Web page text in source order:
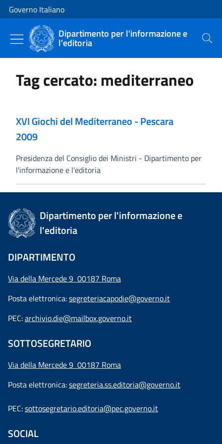
Vai al contenuto
Vai alla navigazione del sito
Governo Italiano
Dipartimento per l'informazione e
l'editoria Cerca
Tag cercato: mediterraneo
XVI Giochi del Mediterraneo - Pescara
2009
Presidenza del Consiglio dei Ministri - Dipartimento per
l'informazione e l'editoria
Dipartimento per l'informazione e
l'editoria
DIPARTIMENTO
Via della Mercede 9 00187 Roma
Posta elettronica:segreteriacapodie@governo.it
PEC:archivio.die@mailbox.governo.it
SOTTOSEGRETARIO
Via della Mercede 9 00187 Roma
Posta elettronica:segreteria.ss.editoria@governo.it
PEC:sottosegretario.editoria@pec.governo.it
SOCIAL